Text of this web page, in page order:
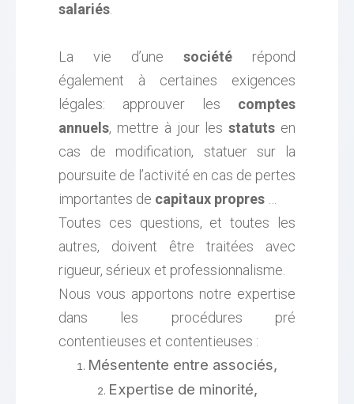
salariés
La vie d’une société répond
également à certaines exigences
légales: approuver les comptes
annuels, mettre à jour lesstatuts en
cas de modification, statuer sur la
poursuite de l’activité en cas de pertes
importantes de capitaux propres
Toutes ces questions, et toutes les
autres, doivent être traitées avec
rigueur, sérieux et professionnalisme.
Nous vous apportons notre expertise
dans les procédures pré
contentieuses et contentieuses :
Mésentente entre associés,
Expertise de minorité,